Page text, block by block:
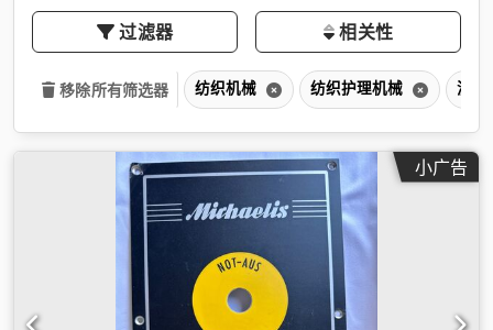
过滤器 相关性
移除所有筛选器 纺织机械 纺织护理机械 洗
小广告